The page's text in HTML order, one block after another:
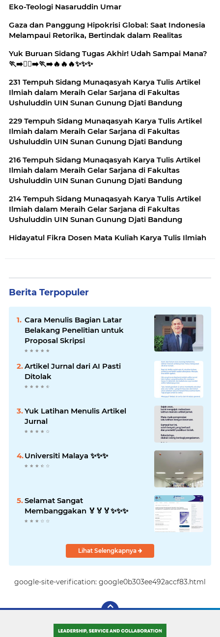
Eko-Teologi Nasaruddin Umar
Gaza dan Panggung Hipokrisi Global: Saat Indonesia
Melampaui Retorika, Bertindak dalam Realitas
Yuk Buruan Sidang Tugas Akhir! Udah Sampai Mana?
🏃‍➡️🏃‍♂️‍➡️🏃‍➡️🔥🔥🔥✨️✨️✨️
231 Tempuh Sidang Munaqasyah Karya Tulis Artikel
Ilmiah dalam Meraih Gelar Sarjana di Fakultas
Ushuluddin UIN Sunan Gunung Djati Bandung
229 Tempuh Sidang Munaqasyah Karya Tulis Artikel
Ilmiah dalam Meraih Gelar Sarjana di Fakultas
Ushuluddin UIN Sunan Gunung Djati Bandung
216 Tempuh Sidang Munaqasyah Karya Tulis Artikel
Ilmiah dalam Meraih Gelar Sarjana di Fakultas
Ushuluddin UIN Sunan Gunung Djati Bandung
214 Tempuh Sidang Munaqasyah Karya Tulis Artikel
Ilmiah dalam Meraih Gelar Sarjana di Fakultas
Ushuluddin UIN Sunan Gunung Djati Bandung
Hidayatul Fikra Dosen Mata Kuliah Karya Tulis Ilmiah
Berita Terpopuler
Cara Menulis Bagian Latar
Belakang Penelitian untuk
Proposal Skripsi
Artikel Jurnal dari AI Pasti
Ditolak
Yuk Latihan Menulis Artikel
Jurnal
Universiti Malaya ✨️✨️✨️
Selamat Sangat
Membanggakan 🏅🏅🏅✨️✨️✨️
Lihat Selengkapnya
google-site-verification: google0b303ee492accf83.html